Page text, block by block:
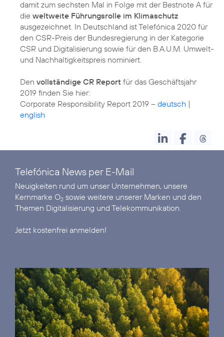
damit zum sechsten Mal in Folge mit der Bestnote A für
die weltweite Führungsrolle im Klimaschutz
ausgezeichnet. In Deutschland ist Telefónica 2020 für
den CSR-Preis der Bundesregierung in der Kategorie
CSR und Digitalisierung sowie für den B.A.U.M. Umwelt-
und Nachhaltigkeitspreis nominiert.
Den vollständige CR Report für das Geschäftsjahr
2019 finden Sie hier:
Corporate Responsibility Report 2019 – deutsch |
english
Telefónica News per E-Mail
Neuigkeiten rund um unser Unternehmen, unsere
Kernmarke O2 sowie weitere unserer Marken und den
Themen Digitalisierung und Telekommunikation.
Jetzt kostenfrei anmelden!